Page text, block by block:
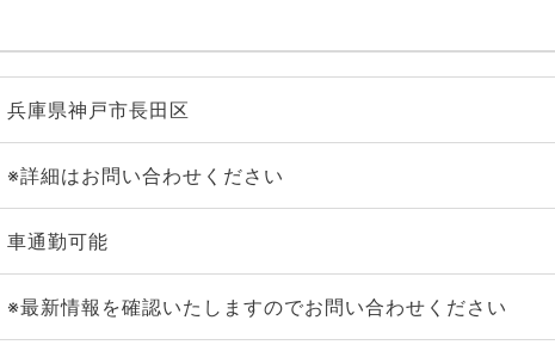
兵庫県神戸市長田区
※詳細はお問い合わせください
車通勤可能
※最新情報を確認いたしますのでお問い合わせください